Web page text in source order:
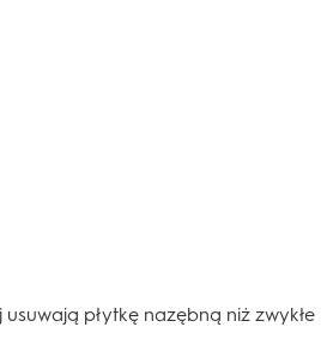
płytkę nazębną niż zwykłe